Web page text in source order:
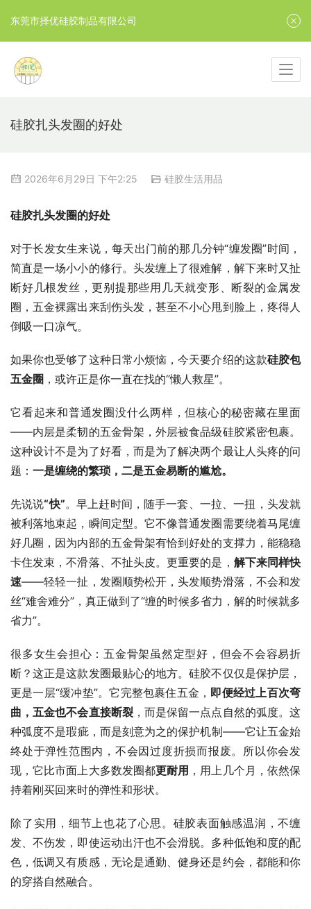
硅胶扎头发圈的好处
2026年6月29日 下午2:25 硅胶生活用品
硅胶扎头发圈的好处
对于长发女生来说，每天出门前的那几分钟“缠发圈”时间，
简直是一场小小的修行。头发缠上了很难解，解下来时又扯
断好几根发丝，更别提那些用几天就变形、断裂的金属发
圈，五金裸露出来刮伤头发，甚至不小心甩到脸上，疼得人
倒吸一口凉气。
如果你也受够了这种日常小烦恼，今天要介绍的这款硅胶包
五金圈 ，或许正是你一直在找的“懒人救星”。
它看起来和普通发圈没什么两样，但核心的秘密藏在里面
——内层是柔韧的五金骨架，外层被食品级硅胶紧密包裹。
这种设计不是为了好看，而是为了解决两个最让人头疼的问
题： 一是缠绕的繁琐，二是五金易断的尴尬。
先说说“快”。早上赶时间，随手一套、一拉、一扭，头发就
被利落地束起，瞬间定型。它不像普通发圈需要绕着马尾缠
好几圈，因为内部的五金骨架有恰到好处的支撑力，能稳稳
卡住发束，不滑落、不扯头皮。更重要的是， 解下来同样快
速——轻轻一扯，发圈顺势松开，头发顺势滑落，不会和发
丝“难舍难分”，真正做到了“缠的时候多省力，解的时候就多
省力”。
很多女生会担心：五金骨架虽然定型好，但会不会容易折
断？这正是这款发圈最贴心的地方。硅胶不仅仅是保护层，
更是一层“缓冲垫”。它完整包裹住五金， 即便经过上百次弯
曲，五金也不会直接断裂，而是保留一点点自然的弧度。这
种弧度不是瑕疵，而是刻意为之的保护机制——它让五金始
终处于弹性范围内，不会因过度折损而报废。所以你会发
现，它比市面上大多数发圈都更耐用 ，用上几个月，依然保
持着刚买回来时的弹性和形状。
除了实用，细节上也花了心思。硅胶表面触感温润，不缠
发、不伤发，即使运动出汗也不会滑脱。多种低饱和度的配
色，低调又有质感，无论是通勤、健身还是约会，都能和你
的穿搭自然融合。
东莞市择优硅胶制品有限公司